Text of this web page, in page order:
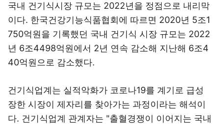
국내 건기식시장 규모는 2022년을 정점으로 내리막
이다. 한국건강기능식품협회에 따르면 2020년 5조1
750억원을 기록했던 국내 건기식 시장 규모는 2022
년 6조4498억원에서 2년 연속 감소해 지난해 6조4
40억원으로 감소했다.
건기식업계는 실적악화가 코로나19를 계기로 급성
장한 시장이 제자리를 찾아가는 과정이라는 해석이
다. 건기식업계 관계자는 "출혈경쟁이 이어지는 국내